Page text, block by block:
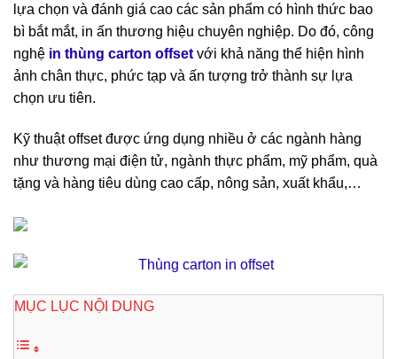
lựa chọn và đánh giá cao các sản phẩm có hình thức bao
bì bắt mắt, in ấn thương hiệu chuyên nghiệp. Do đó, công
nghệ in thùng carton offset với khả năng thể hiện hình
ảnh chân thực, phức tạp và ấn tượng trở thành sự lựa
chọn ưu tiên.
Kỹ thuật offset được ứng dụng nhiều ở các ngành hàng
như thương mại điện tử, ngành thực phẩm, mỹ phẩm, quà
tặng và hàng tiêu dùng cao cấp, nông sản, xuất khẩu,…
MỤC LỤC NỘI DUNG